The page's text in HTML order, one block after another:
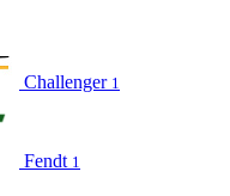
Challenger 1
Fendt 1